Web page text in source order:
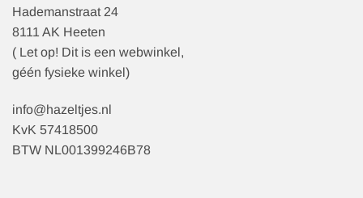
kan
gekozen
op
de
Hademanstraat 24
8111 AK Heeten
( Let op! Dit is een webwinkel,
géén fysieke winkel)
info@hazeltjes.nl
KvK 57418500
BTW NL001399246B78